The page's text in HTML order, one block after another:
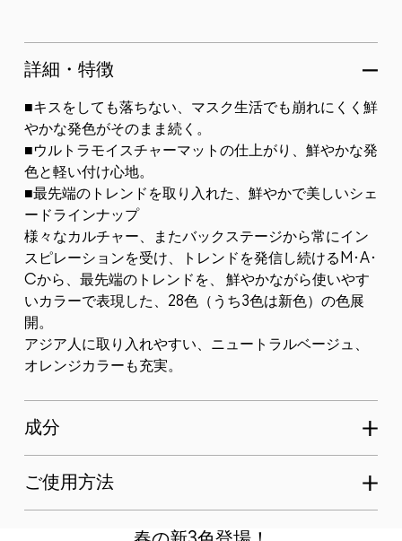
詳細・特徴
■キスをしても落ちない、マスク生活でも崩れにくく鮮
やかな発色がそのまま続く。
■ウルトラモイスチャーマットの仕上がり、鮮やかな発
色と軽い付け心地。
■最先端のトレンドを取り入れた、鮮やかで美しいシェ
ードラインナップ
様々なカルチャー、またバックステージから常にイン
スピレーションを受け、トレンドを発信し続けるM･A･
Cから、最先端のトレンドを、 鮮やかながら使いやす
いカラーで表現した、28色（うち3色は新色）の色展
開。
アジア人に取り入れやすい、ニュートラルベージュ、
オレンジカラーも充実。
成分
ご使用方法